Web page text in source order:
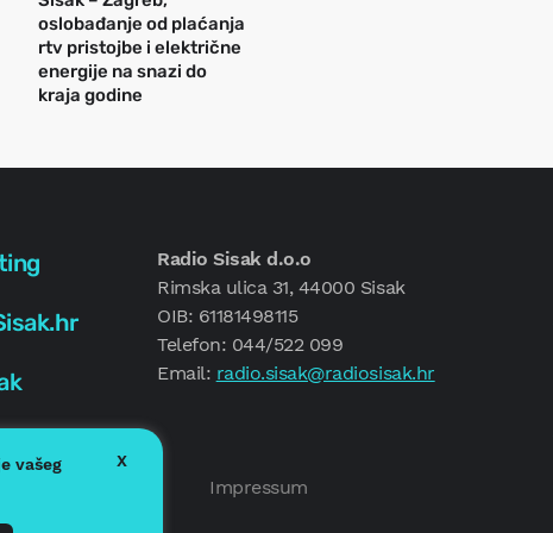
oslobađanje od plaćanja
rtv pristojbe i električne
energije na snazi do
kraja godine
Radio Sisak d.o.o
Rimska ulica 31, 44000 Sisak
OIB: 61181498115
Telefon: 044/522 099
Email: radio.sisak@radiosisak.hr
Impressum
vašeg
X